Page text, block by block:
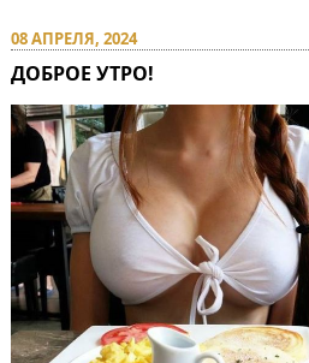
08 АПРЕЛЯ, 2024
ДОБРОЕ УТРО!